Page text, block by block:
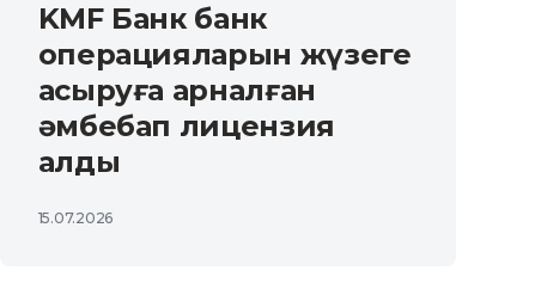
KMF Банк банк
операцияларын жүзеге
асыруға арналған
әмбебап лицензия
алды
15.07.2026